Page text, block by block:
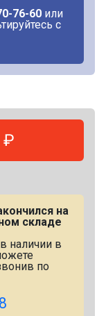
76-60 или
с
₽
на
складе
наличии в
по